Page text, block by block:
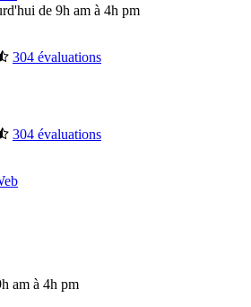
de 9h am à 4h pm
304 évaluations
304 évaluations
am à 4h pm